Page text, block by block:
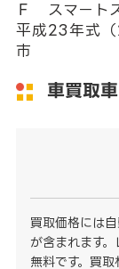
Ｆ スマート
平成23年式
市
車買取
買取価格には
が含まれます
無料です。買